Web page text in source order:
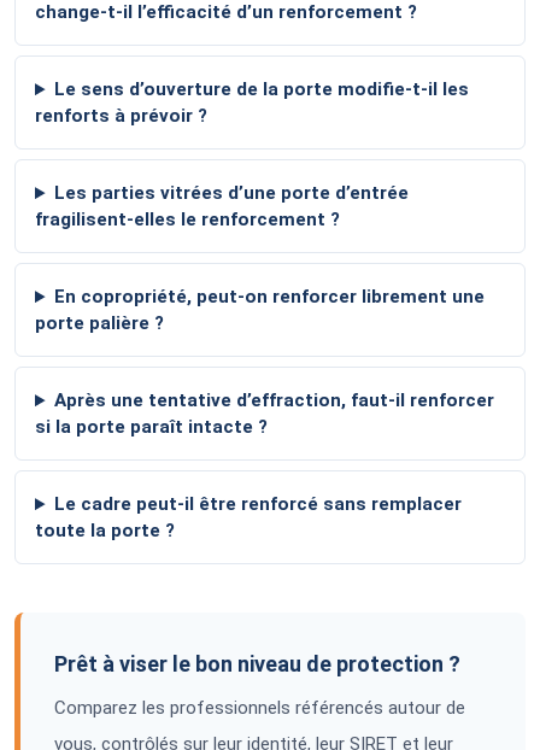
change-t-il l’efficacité d’un renforcement ?
Le sens d’ouverture de la porte modifie-t-il les
renforts à prévoir ?
Les parties vitrées d’une porte d’entrée
fragilisent-elles le renforcement ?
En copropriété, peut-on renforcer librement une
porte palière ?
Après une tentative d’effraction, faut-il renforcer
si la porte paraît intacte ?
Le cadre peut-il être renforcé sans remplacer
toute la porte ?
Prêt à viser le bon niveau de protection ?
Comparez les professionnels référencés autour de
vous, contrôlés sur leur identité, leur SIRET et leur